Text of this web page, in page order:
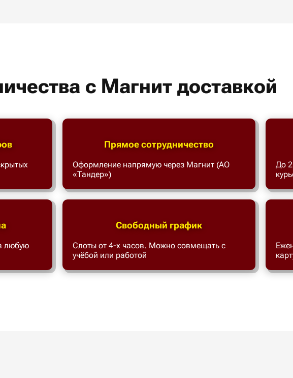
с Магнит доставкой
Прямое сотрудничество
Оформление напрямую через Магнит (АО
«Тандер»)
До
любую
Свободный график
Слоты от 4-х часов. Можно совмещать с
учёбой или работой